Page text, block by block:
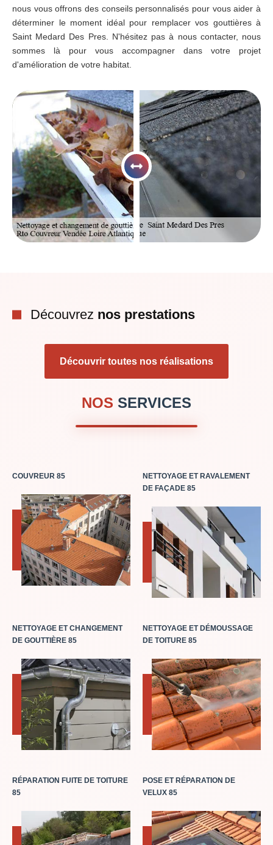
nous vous offrons des conseils personnalisés pour vous aider à
déterminer le moment idéal pour remplacer vos gouttières à
Saint Medard Des Pres. N'hésitez pas à nous contacter, nous
sommes là pour vous accompagner dans votre projet
d'amélioration de votre habitat.
Découvrez nos prestations
Découvrir toutes nos réalisations
NOS SERVICES
COUVREUR 85
NETTOYAGE ET RAVALEMENT
DE FAÇADE 85
NETTOYAGE ET CHANGEMENT
DE GOUTTIÈRE 85
NETTOYAGE ET DÉMOUSSAGE
DE TOITURE 85
RÉPARATION FUITE DE TOITURE
85
POSE ET RÉPARATION DE
VELUX 85